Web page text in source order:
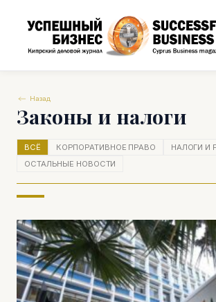
Назад
Законы и налоги
ВСЁ КОРПОРАТИВНОЕ ПРАВО
НАЛОГИ И
ОСТАЛЬНЫЕ НОВОСТИ